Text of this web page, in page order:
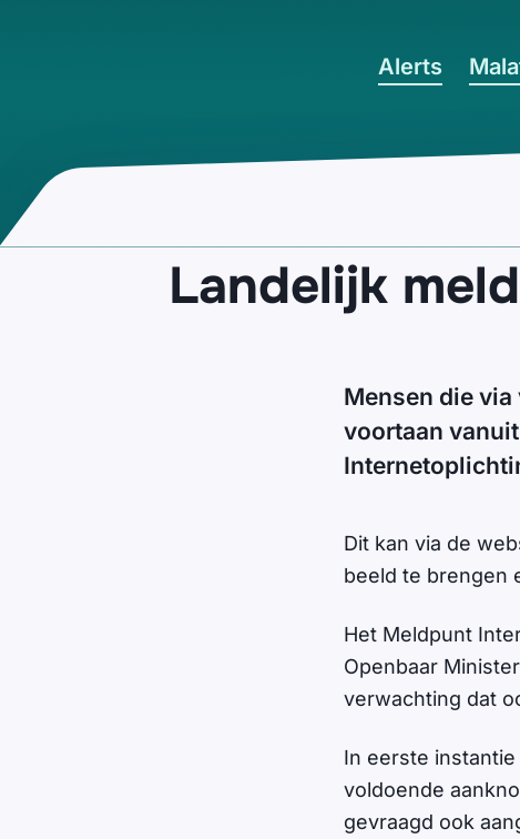
Alerts
Landelijk
Mensen die
voortaan
Dit kan via de
beeld te brengen
Het Meldpunt
Openbaar
verwachting dat
In eerste
voldoende
gevraagd ook